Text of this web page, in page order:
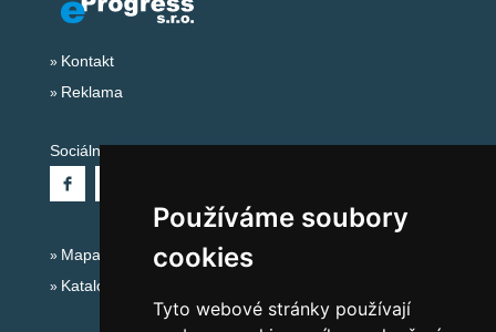
Používáme soubory
cookies
Tyto webové stránky používají
Kontakt
Reklama
Sociální sítě:
Mapa serveru Alpy Itálie - Dolomity
Katalog ubytování